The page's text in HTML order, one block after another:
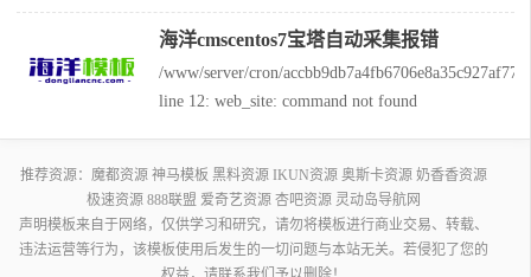
直接自动生成” 虚拟主机应使用Apache的伪静态
且自动生成，但安装引导一直提示数据库连接失
败，已查证数据库信息无误 解决方法: 数据库连
接失败,肯定还是你的数据库信息填写有问题。找
海洋cmscentos7宝塔自动采集报错
/www/server/cron/
line 12: web_site: command not found
推荐资源： 魔都资源 神马模板 黑料资源 IKUN资源 奥斯卡资源 奶香香资源
极速资源 888联盟 爱奇艺资源 杏吧资源 灵动岛导航网
声明模板来自于网络，仅供学习和研究，请勿将模板进行商业交易、转载、
违法运营等行为，该模板使用后发生的一切问题与本站无关。若侵犯了您的